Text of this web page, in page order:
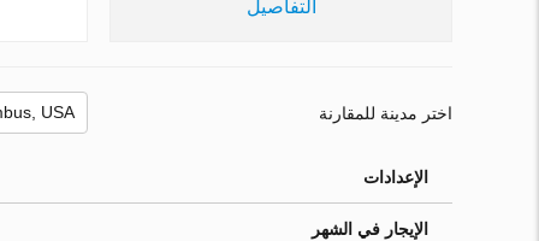
التفاصيل
اختر مدينة للمقارنة
الإعدادات
الإيجار في الشهر